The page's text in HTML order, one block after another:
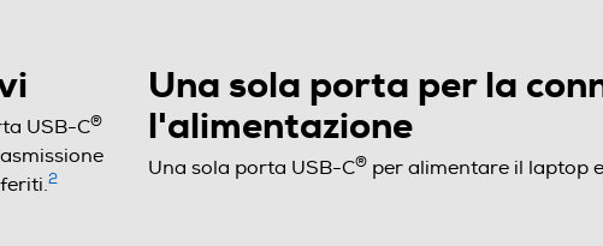
USB-C®
2
Una sola porta per la
l'alimentazione
Una sola porta USB-C® per alimentare il laptop